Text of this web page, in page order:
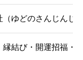
（ゆどのさんじんじ
縁結び・開運招福・